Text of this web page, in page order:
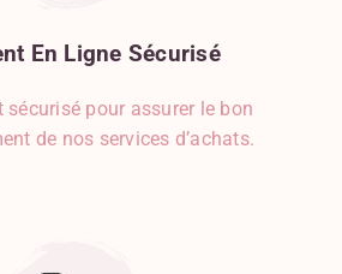
En Ligne Sécurisé
sécurisé pour assurer le bon
de nos services d’achats.